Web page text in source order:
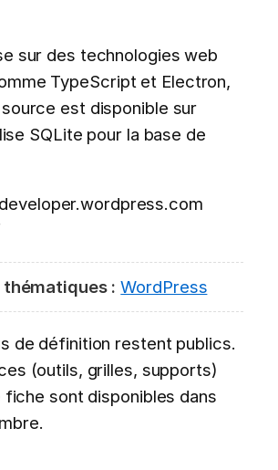
sur des technologies web
TypeScript et Electron,
est disponible sur
SQLite pour la base de
thématiques :WordPress
de définition restent publics.
(outils, grilles, supports)
sont disponibles dans